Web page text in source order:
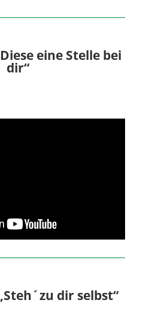
eine Stelle bei
dir“
dir selbst“